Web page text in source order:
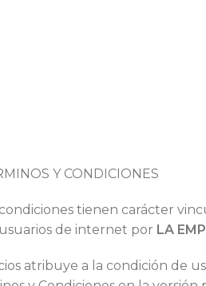
Y CONDICIONES
tienen carácter
de internet por LA
atribuye a la condición de